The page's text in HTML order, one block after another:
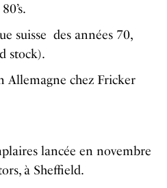
suisse des années 70,
stock).
Allemagne chez Fricker
lancée en novembre
à Sheffield.